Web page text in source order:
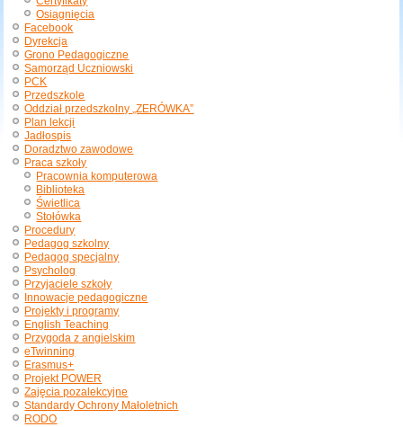
Osiągnięcia
Facebook
Dyrekcja
Grono Pedagogiczne
Samorząd Uczniowski
PCK
Przedszkole
Oddział przedszkolny „ZERÓWKA”
Plan lekcji
Jadłospis
Doradztwo zawodowe
Praca szkoły
Pracownia komputerowa
Biblioteka
Świetlica
Stołówka
Procedury
Pedagog szkolny
Pedagog specjalny
Psycholog
Przyjaciele szkoły
Innowacje pedagogiczne
Projekty i programy
English Teaching
Przygoda z angielskim
eTwinning
Erasmus+
Projekt POWER
Zajęcia pozalekcyjne
Standardy Ochrony Małoletnich
RODO